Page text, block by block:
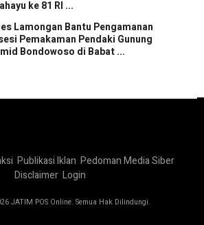
ke 81 RI ...
Lamongan Bantu Pengamanan
Pemakaman Pendaki Gunung
Bondowoso di Babat ...
Publikasi Iklan Pedoman Media Siber
Disclaimer Login
JATIM POS Online. Semua Hak Dilindungi.